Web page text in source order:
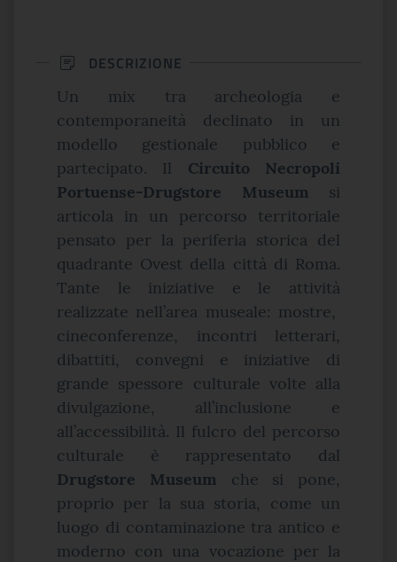
DESCRIZIONE
Un mix tra archeologia e
contemporaneità declinato in un
modello gestionale pubblico e
partecipato. Il Circuito Necropoli
Portuense-Drugstore Museum si
articola in un percorso territoriale
pensato per la periferia storica del
quadrante Ovest della città di Roma.
Tante le iniziative e le attività
realizzate nell’area museale: mostre,
cineconferenze, incontri letterari,
dibattiti, convegni e iniziative di
grande spessore culturale volte alla
divulgazione, all’inclusione e
all’accessibilità. Il fulcro del percorso
culturale è rappresentato dal
Drugstore Museum che si pone,
proprio per la sua storia, come un
luogo di contaminazione tra antico e
moderno con una vocazione per la